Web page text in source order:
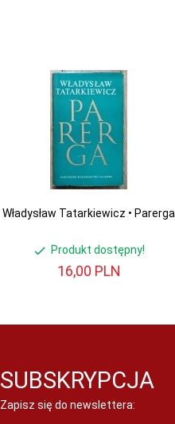
Władysław Tatarkiewicz • Parerga
Produkt dostępny!
16,00 PLN
SUBSKRYPCJA
Zapisz się do newslettera: